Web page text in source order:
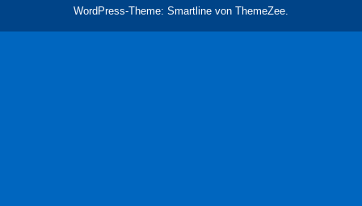
WordPress-Theme: Smartline von ThemeZee.